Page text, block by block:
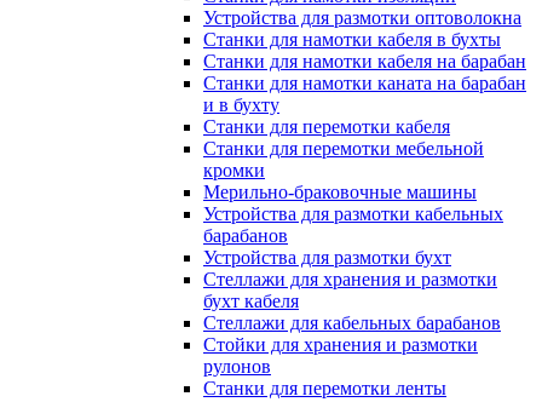
Устройства для размотки оптоволокна
Станки для намотки кабеля в бухты
Станки для намотки кабеля на барабан
Станки для намотки каната на барабан
и в бухту
Станки для перемотки кабеля
Станки для перемотки мебельной
кромки
Мерильно-браковочные машины
Устройства для размотки кабельных
барабанов
Устройства для размотки бухт
Стеллажи для хранения и размотки
бухт кабеля
Стеллажи для кабельных барабанов
Стойки для хранения и размотки
рулонов
Станки для перемотки ленты